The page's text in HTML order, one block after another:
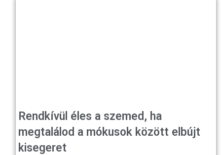
Rendkívül éles a szemed, ha
megtalálod a mókusok között elbújt
kisegeret